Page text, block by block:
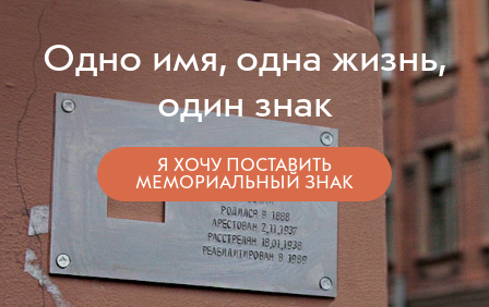
Одно имя, одна жизнь,
один знак
Я ХОЧУ ПОСТАВИТЬ
МЕМОРИАЛЬНЫЙ ЗНАК